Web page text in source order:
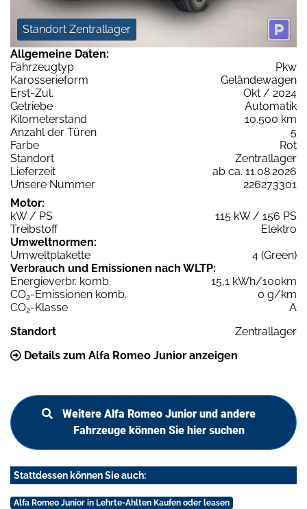
Standort Zentrallager
Allgemeine Daten:
Fahrzeugtyp
Pkw
Karosserieform
Geländewagen
Erst-Zul.
Okt / 2024
Getriebe
Automatik
Kilometerstand
10.500 km
Anzahl der Türen
5
Farbe
Rot
Standort
Zentrallager
Lieferzeit
ab ca. 11.08.2026
Unsere Nummer
226273301
Motor:
kW / PS
115 kW / 156 PS
Treibstoff
Elektro
Umweltnormen:
Umweltplakette
4 (Green)
Verbrauch und Emissionen nach WLTP:
Energieverbr. komb.
15,1 kWh/100km
CO2-Emissionen komb.
0 g/km
CO2-Klasse
A
Standort
Zentrallager
Details zum Alfa Romeo Junior anzeigen
Weitere Alfa Romeo Junior und andere
Fahrzeuge können Sie hier suchen
Stattdessen können Sie auch:
Alfa Romeo Junior in Lehrte-Ahlten Kaufen oder leasen